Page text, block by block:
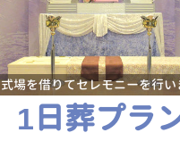
式場を借りてセレモニーを行い
1日葬プラ